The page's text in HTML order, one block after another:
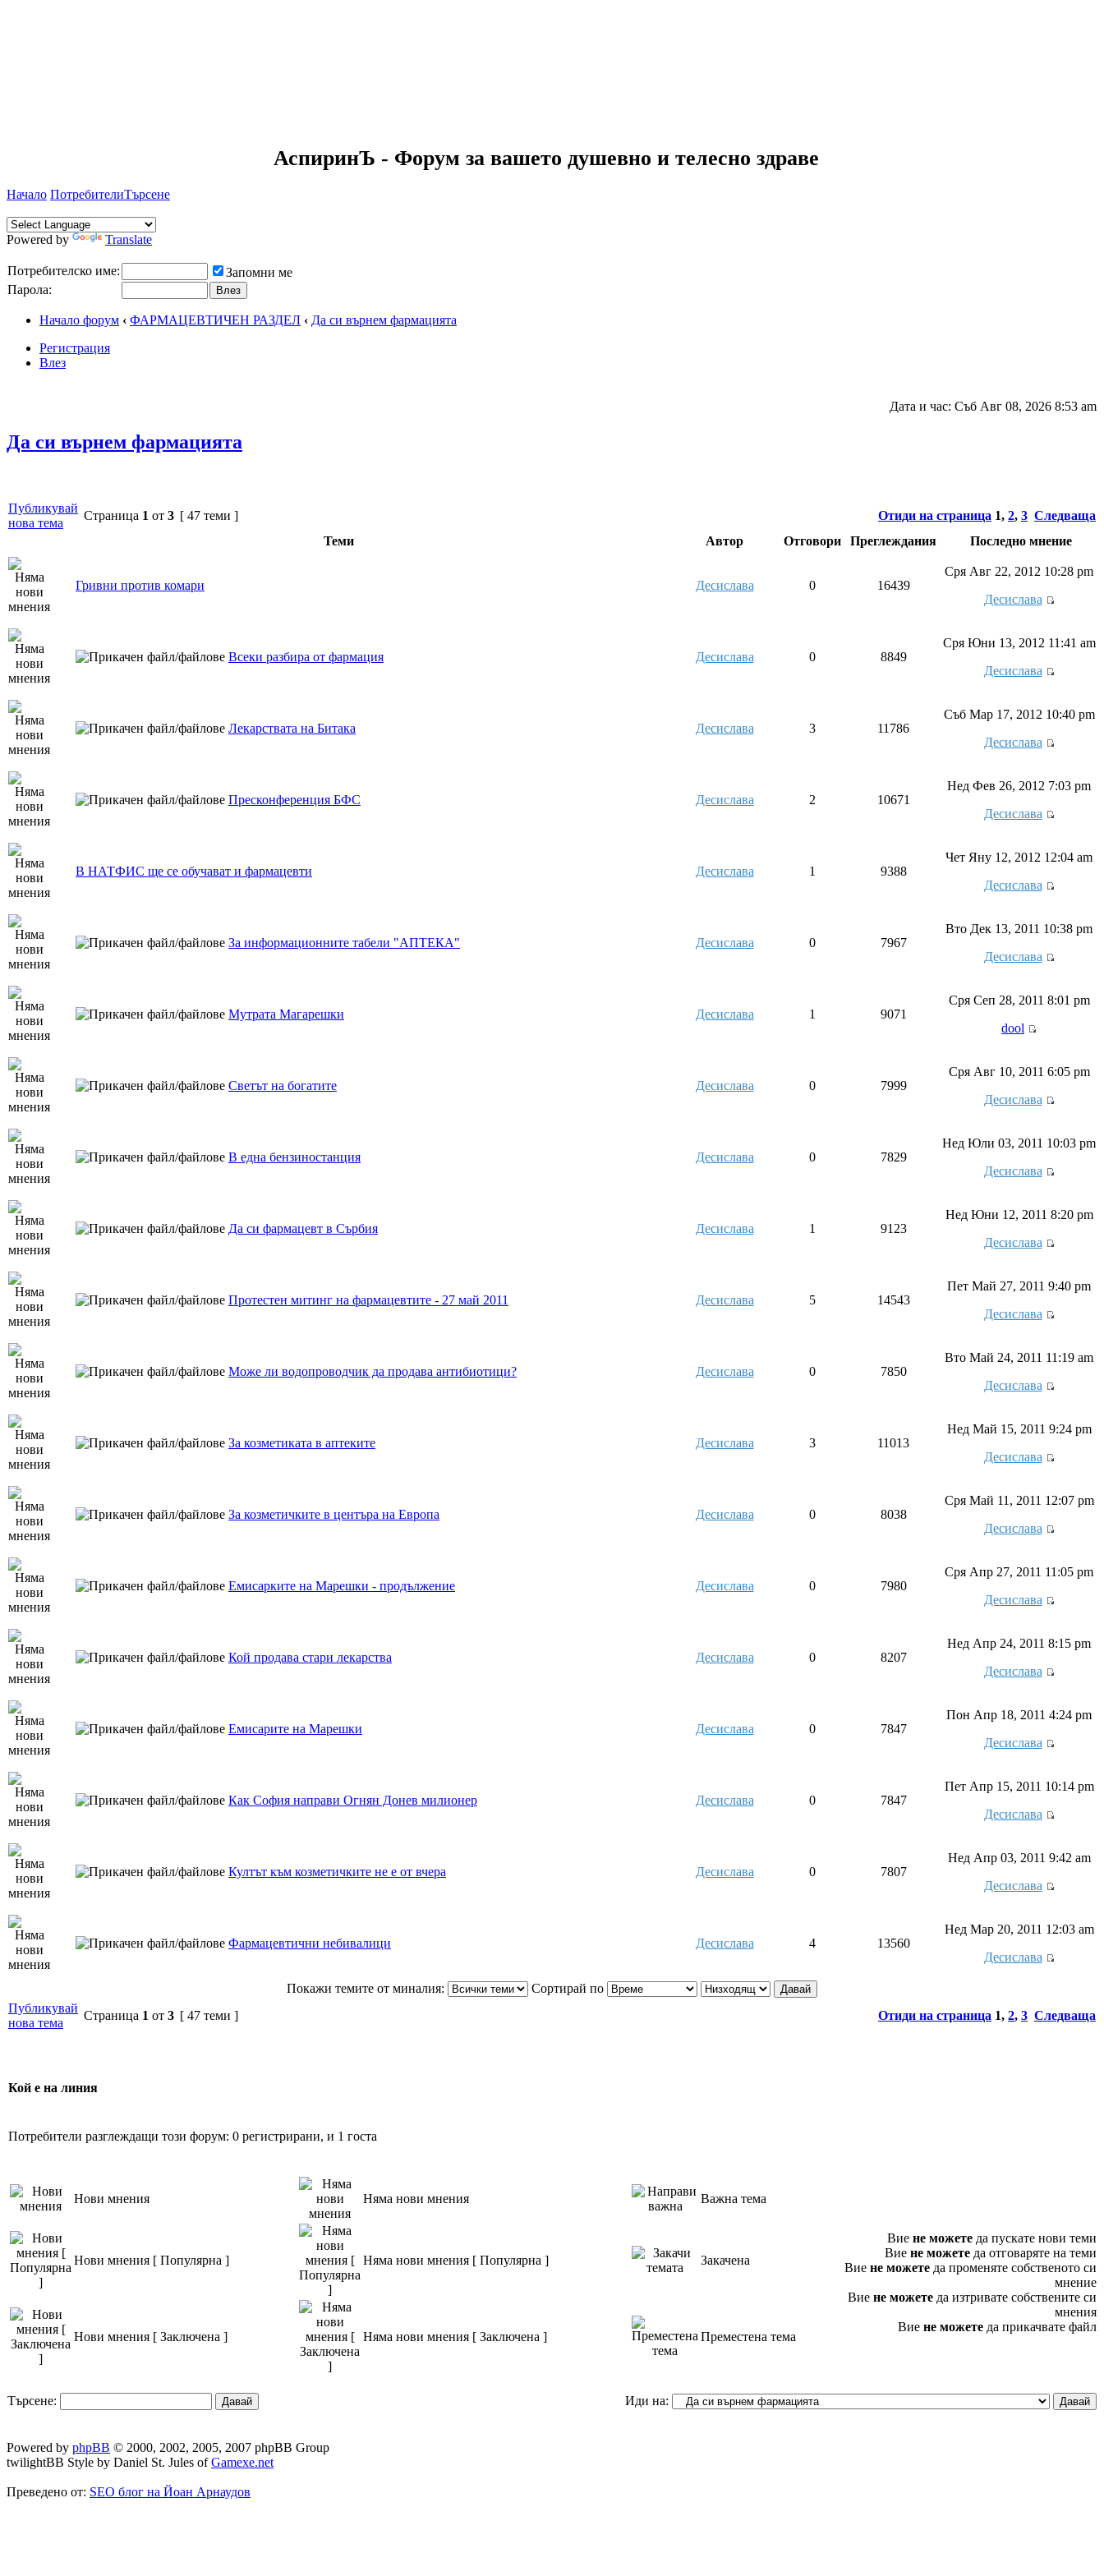
АспиринЪ - Форум за вашето душевно и телесно здраве
Начало ПотребителиТърсене
Powered by Translate
Потребителско име:
Запомни ме
Парола:
Начало форум ‹ ФАРМАЦЕВТИЧЕН РАЗДЕЛ ‹ Да си върнем фармацията
Регистрация
Влез
Дата и час: Съб Авг 08, 2026 8:53 am
Да си върнем фармацията
Публикувай
нова тема
Страница 1 от 3 [ 47 теми ] Отиди на страница 1, 2, 3 Следваща
Теми
Автор Отговори Преглеждания Последно мнение
Гривни против комари Десислава 0 16439
Сря Авг 22, 2012 10:28 pm
Десислава
Всеки разбира от фармация Десислава 0 8849
Сря Юни 13, 2012 11:41 am
Десислава
Лекарствата на Битака Десислава 3 11786
Съб Мар 17, 2012 10:40 pm
Десислава
Пресконференция БФС Десислава 2 10671
Нед Фев 26, 2012 7:03 pm
Десислава
В НАТФИС ще се обучават и фармацевти Десислава 1 9388
Чет Яну 12, 2012 12:04 am
Десислава
За информационните табели "АПТЕКА" Десислава 0 7967
Вто Дек 13, 2011 10:38 pm
Десислава
Мутрата Магарешки Десислава 1 9071
Сря Сеп 28, 2011 8:01 pm
dool
Светът на богатите Десислава 0 7999
Сря Авг 10, 2011 6:05 pm
Десислава
В една бензиностанция Десислава 0 7829
Нед Юли 03, 2011 10:03 pm
Десислава
Да си фармацевт в Сърбия Десислава 1 9123
Нед Юни 12, 2011 8:20 pm
Десислава
Протестен митинг на фармацевтите - 27 май 2011 Десислава 5 14543
Пет Май 27, 2011 9:40 pm
Десислава
Може ли водопроводчик да продава антибиотици? Десислава 0 7850
Вто Май 24, 2011 11:19 am
Десислава
За козметиката в аптеките Десислава 3 11013
Нед Май 15, 2011 9:24 pm
Десислава
За козметичките в центъра на Европа Десислава 0 8038
Сря Май 11, 2011 12:07 pm
Десислава
Емисарките на Марешки - продължение Десислава 0 7980
Сря Апр 27, 2011 11:05 pm
Десислава
Кой продава стари лекарства Десислава 0 8207
Нед Апр 24, 2011 8:15 pm
Десислава
Емисарите на Марешки Десислава 0 7847
Пон Апр 18, 2011 4:24 pm
Десислава
Как София направи Огнян Донев милионер Десислава 0 7847
Пет Апр 15, 2011 10:14 pm
Десислава
Култът към козметичките не е от вчера Десислава 0 7807
Нед Апр 03, 2011 9:42 am
Десислава
Фармацевтични небивалици Десислава 4 13560
Нед Мар 20, 2011 12:03 am
Десислава
Покажи темите от миналия:
Сортирай по
Публикувай
нова тема
Страница 1 от 3 [ 47 теми ] Отиди на страница 1, 2, 3 Следваща
Кой е на линия
Потребители разглеждащи този форум: 0 регистрирани, и 1 госта
Нови мнения Няма нови мнения Важна тема
Нови мнения [ Популярна ] Няма нови мнения [ Популярна ] Закачена
Нови мнения [ Заключена ] Няма нови мнения [ Заключена ] Преместена тема
Вие не можете да пускате нови теми
Вие не можете да отговаряте на теми
Вие не можете да променяте собственото си
мнение
Вие не можете да изтривате собствените си
мнения
Вие не можете да прикачвате файл
Търсене: Иди на:
Powered by phpBB © 2000, 2002, 2005, 2007 phpBB Group
twilightBB Style by Daniel St. Jules ofGamexe.net
Преведено от: SEO блог на Йоан Арнаудов